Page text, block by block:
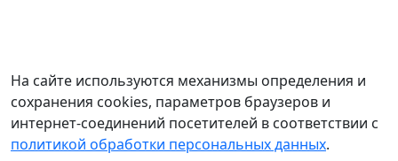
На сайте используются механизмы определения и
сохранения cookies, параметров браузеров и
интернет-соединений посетителей в соответствии с
политикой обработки персональных данных.